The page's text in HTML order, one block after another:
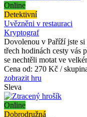
Online
Detektivní
Uvězněni v restauraci
Kryptograf
Dovolenou v Paříží jste si
třech hodinách cesty vás
se nechtěli motat ve
Cena od: 270 Kč /
zobrazit hru
Sleva
Online
Dobrodružná